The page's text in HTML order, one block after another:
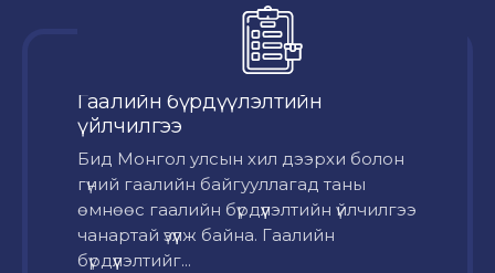
Гаалийн бүрдүүлэлтийн
үйлчилгээ
Бид Монгол улсын хил дээрхи болон
гүний гаалийн байгууллагад таны
өмнөөс гаалийн бүрдүүлэлтийн үйлчилгээ
чанартай үзүүлж байна. Гаалийн
бүрдүүлэлтийг...